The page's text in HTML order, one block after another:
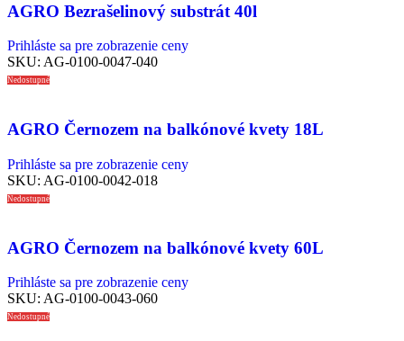
AGRO Bezrašelinový substrát 40l
Prihláste sa pre zobrazenie ceny
SKU: AG-0100-0047-040
Nedostupné
AGRO Černozem na balkónové kvety 18L
Prihláste sa pre zobrazenie ceny
SKU: AG-0100-0042-018
Nedostupné
AGRO Černozem na balkónové kvety 60L
Prihláste sa pre zobrazenie ceny
SKU: AG-0100-0043-060
Nedostupné